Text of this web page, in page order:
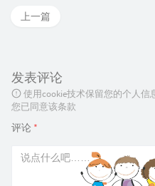
上一篇
发表评论
使用cookie技术保留您的个人
您已同意该条款
评论 *